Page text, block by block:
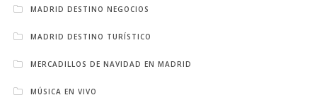
MADRID DESTINO NEGOCIOS
MADRID DESTINO TURÍSTICO
MERCADILLOS DE NAVIDAD EN MADRID
MÚSICA EN VIVO